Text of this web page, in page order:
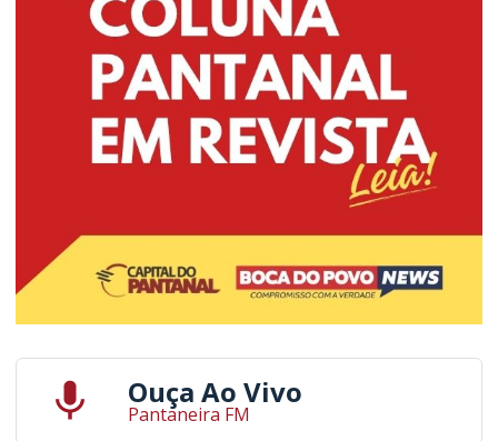
Ouça Ao Vivo
Pantaneira FM